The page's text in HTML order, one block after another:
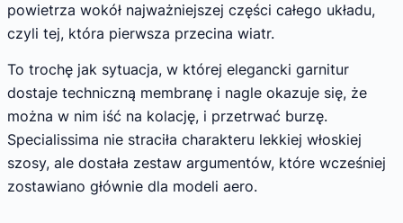
powietrza wokół najważniejszej części całego układu,
czyli tej, która pierwsza przecina wiatr.
To trochę jak sytuacja, w której elegancki garnitur
dostaje techniczną membranę i nagle okazuje się, że
można w nim iść na kolację, i przetrwać burzę.
Specialissima nie straciła charakteru lekkiej włoskiej
szosy, ale dostała zestaw argumentów, które wcześniej
zostawiano głównie dla modeli aero.